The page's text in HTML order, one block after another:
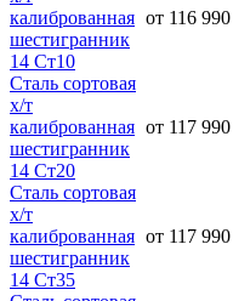
калиброванная
шестигранник
14 Ст10
от 116 990
Сталь сортовая
х/т
калиброванная
шестигранник
14 Ст20
от 117 990
Сталь сортовая
х/т
калиброванная
шестигранник
14 Ст35
от 117 990